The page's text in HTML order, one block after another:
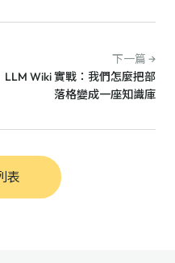
下一篇 →
LLM Wiki 實戰：我們怎麼把部
落格變成一座知識庫
表